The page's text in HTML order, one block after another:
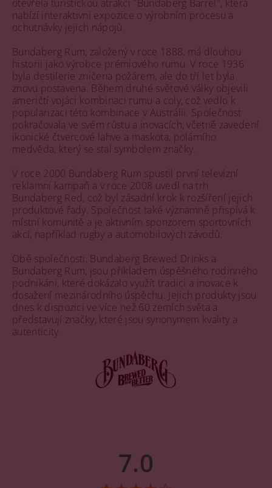
otevřela turistickou atrakci "Bundaberg Barrel", která
nabízí interaktivní expozice o výrobním procesu a
ochutnávky jejich nápojů.
Bundaberg Rum, založený v roce 1888, má dlouhou
historii jako výrobce prémiového rumu. V roce 1936
byla destilerie zničena požárem, ale do tří let byla
znovu postavena. Během druhé světové války objevili
američtí vojáci kombinaci rumu a coly, což vedlo k
popularizaci této kombinace v Austrálii. Společnost
pokračovala ve svém růstu a inovacích, včetně zavedení
ikonické čtvercové lahve a maskota, polárního
medvěda, který se stal symbolem značky.
V roce 2000 Bundaberg Rum spustil první televizní
reklamní kampaň a v roce 2008 uvedl na trh
Bundaberg Red, což byl zásadní krok k rozšíření jejich
produktové řady. Společnost také významně přispívá k
místní komunitě a je aktivním sponzorem sportovních
akcí, například rugby a automobilových závodů.
Obě společnosti, Bundaberg Brewed Drinks a
Bundaberg Rum, jsou příkladem úspěšného rodinného
podnikání, které dokázalo využít tradici a inovace k
dosažení mezinárodního úspěchu. Jejich produkty jsou
dnes k dispozici ve více než 60 zemích světa a
představují značky, které jsou synonymem kvality a
autenticity.
7.0